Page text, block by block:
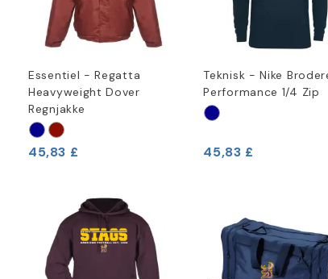
Essentiel - Regatta
Heavyweight Dover
Regnjakke
45,83 £
Teknisk - Nike
Performance 1/4 Zip
45,83 £